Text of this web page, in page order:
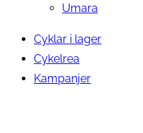
Umara
Cyklar i lager
Cykelrea
Kampanjer